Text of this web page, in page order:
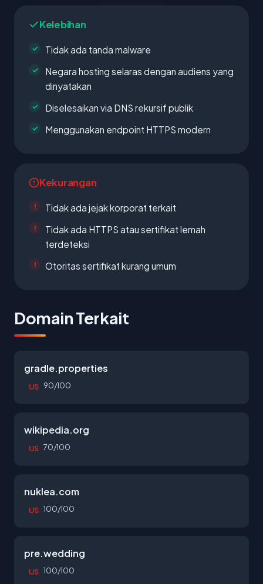
Kelebihan
Tidak ada tanda malware
Negara hosting selaras dengan audiens yang
dinyatakan
Diselesaikan via DNS rekursif publik
Menggunakan endpoint HTTPS modern
Kekurangan
Tidak ada jejak korporat terkait
Tidak ada HTTPS atau sertifikat lemah
terdeteksi
Otoritas sertifikat kurang umum
Domain Terkait
gradle.properties
US 90/100
wikipedia.org
US 70/100
nuklea.com
US 100/100
pre.wedding
US 100/100